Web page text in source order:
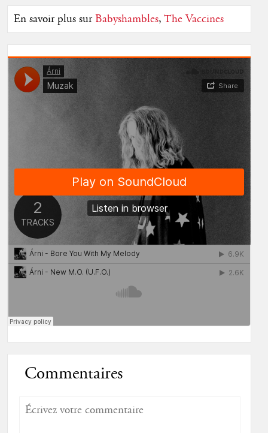
En savoir plus surBabyshambles, The Vaccines
Commentaires